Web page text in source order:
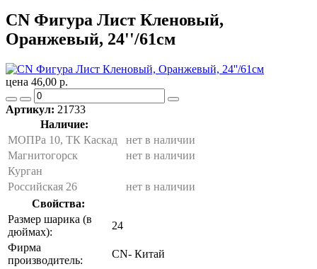
CN Фигура Лист Кленовый,
Оранжевый, 24''/61см
цена 46,00 р.
Артикул: 21733
Наличие:
МОПРа 10, ТК Каскад
нет в наличии
Магнитогорск
нет в наличии
Курган
Российская 26
нет в наличии
Свойства:
Размер шарика (в
дюймах):
24
Фирма
производитель:
CN- Китай